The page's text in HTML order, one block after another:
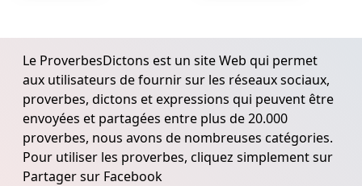
Le ProverbesDictons est un site Web qui permet
aux utilisateurs de fournir sur les réseaux sociaux,
proverbes, dictons et expressions qui peuvent être
envoyées et partagées entre plus de 20.000
proverbes, nous avons de nombreuses catégories.
Pour utiliser les proverbes, cliquez simplement sur
Partager sur Facebook